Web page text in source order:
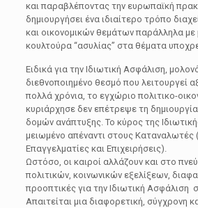
και παραβλέποντας την ευρωπαϊκή
δημιουργήσει ένα ιδιαίτερο τρόπο
και οικονομικών θεμάτων παράλληλα με
κουλτούρα “ασυλίας” στα θέματα
Ειδικά για την Ιδιωτική Ασφάλιση,
διεθνοποιημένο θεσμό που λειτουργεί
πολλά χρόνια, το εγχώριο πολιτικο-
κυριάρχησε δεν επέτρεψε τη
δομών ανάπτυξης. Το κύρος της
μειωμένο απέναντι στους
Επαγγελματίες και Επιχειρήσεις).
Ωστόσο, οι καιροί αλλάζουν και στο
πολιτικών, κοινωνικών εξελίξεων,
προοπτικές για την Ιδιωτική Ασφάλιση
Απαιτείται μια διαφορετική, σύγχρονη